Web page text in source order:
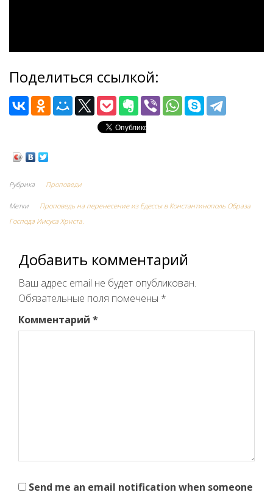
Поделиться ссылкой:
Рубрика Проповеди
Метки
Проповедь на перенесение из Едессы в Константинополь Образа
Господа Иисуса Христа.
Добавить комментарий
Ваш адрес email не будет опубликован.
Обязательные поля помечены *
Комментарий *
Send me an email notification when someone